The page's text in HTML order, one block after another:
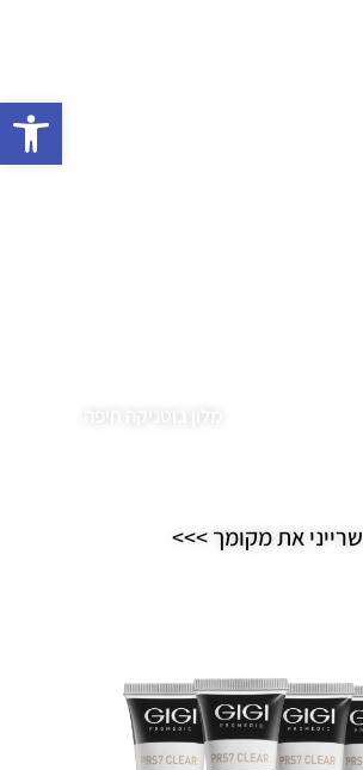
שרייני את מקומך >>>